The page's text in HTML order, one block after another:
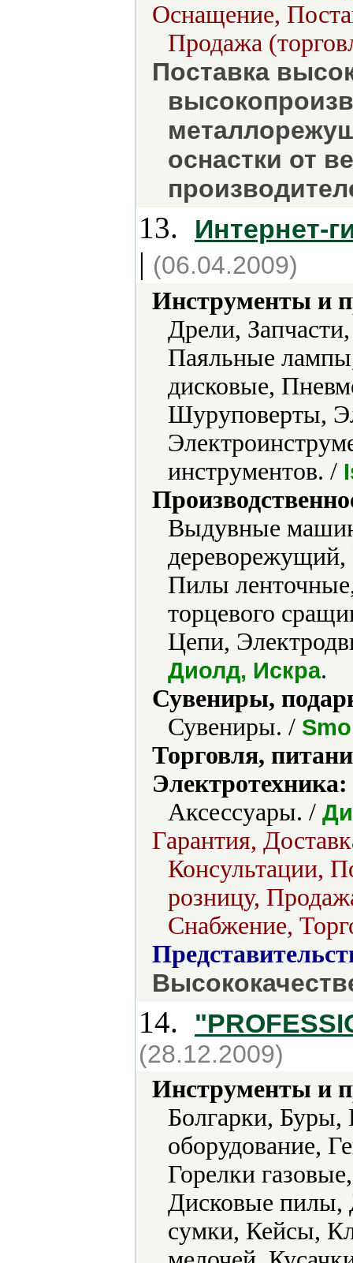
Оснащение,
Продажа
Поставка
оснастки от
13. Интернет-
| (06.04.2009)
Инструменты и
Дрели,
Паяльные
дисковые,
Шуруповерты,
инструментов. /
Выдувные
Пилы
торцевого
Цепи,
Диолд, Искра.
Сувениры,
Сувениры. /
Торговля,
Электротехника:
Аксессуары. /
Гарантия,
Консультации,
розницу,
Снабжение,
14.
(28.12.2009)
Инструменты и
Болгарки, Буры,
оборудование,
Горелки
Дисковые пилы,
сумки, Кейсы,